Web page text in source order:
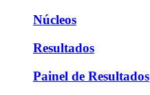
Núcleos
Resultados
Painel de Resultados